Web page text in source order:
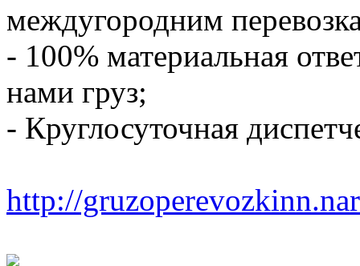
междугородним
- 100% материальная
нами груз;
- Круглосуточная
http://